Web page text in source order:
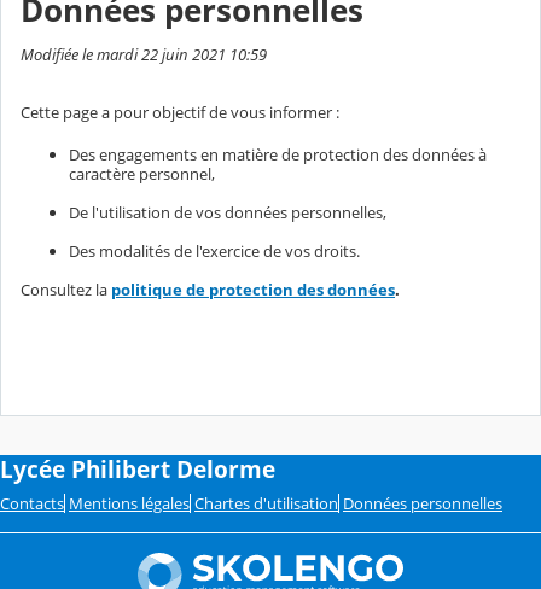
Données personnelles
Modifiée le mardi 22 juin 2021 10:59
Cette page a pour objectif de vous informer :
Des engagements en matière de protection des données à
caractère personnel,
De l'utilisation de vos données personnelles,
Des modalités de l'exercice de vos droits.
Consultez la politique de protection des données.
Lycée Philibert Delorme
Contacts Mentions légales Chartes d'utilisation Données personnelles